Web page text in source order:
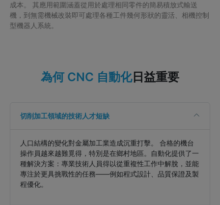
成本。 其應用範圍涵蓋從用於處理相同零件的簡易積放式輸送
機，到無需機械改裝即可處理各種工件幾何形狀的靈活、相機控制
型機器人系統。
為何 CNC 自動化日益重要
切削加工領域的技術人才短缺
人口結構的變化對金屬加工業造成沉重打擊。 合格的機台
操作員越來越難覓得，特別是在鄉村地區。自動化提供了一
種解決方案：專業技術人員得以從重複性工作中解脫，並能
專注於更具挑戰性的任務——例如程式設計、品質保證及製
程優化。